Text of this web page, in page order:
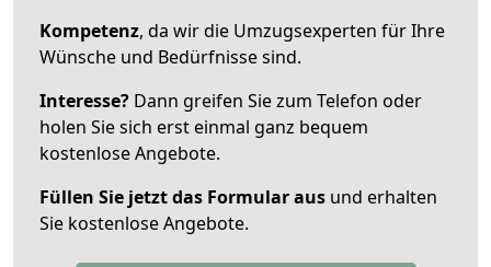
Kompetenz, da wir die Umzugsexperten für Ihre
Wünsche und Bedürfnisse sind.
Interesse? Dann greifen Sie zum Telefon oder
holen Sie sich erst einmal ganz bequem
kostenlose Angebote.
Füllen Sie jetzt das Formular aus und erhalten
Sie kostenlose Angebote.